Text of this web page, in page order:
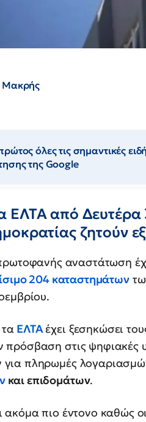
Μακρής
όλες τις σημαντικές
της Google
ΕΛΤΑ από Δευτέρα
ζητούν
αναστάτωση
204 καταστημάτων
ΕΛΤΑέχει ξεσηκώσει
πρόσβαση στις ψηφιακές
για πληρωμές
και επιδομάτων.
ακόμα πιο έντονο καθώς